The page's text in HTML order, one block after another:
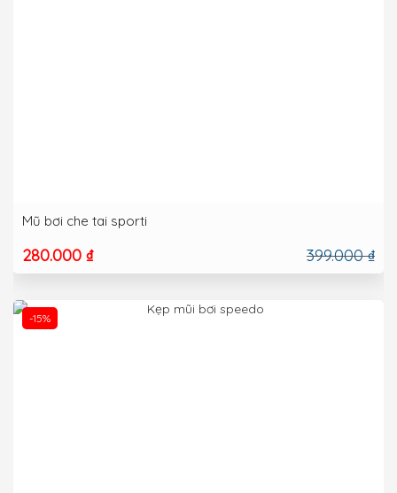
Mũ bơi che tai sporti
280.000 ₫ 399.000 ₫
-15%